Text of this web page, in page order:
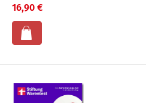
16,90 €